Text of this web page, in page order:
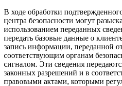
В ходе обработки
центра безопасности могут
использованием переданных
передать базовые данные о
запись информации, переданной
соответствующим органам
сигналом. Эти сведения
законных разрешений и в
правовыми актами, которыми